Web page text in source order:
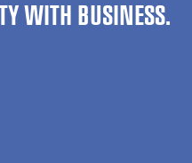
WITH BUSINESS.